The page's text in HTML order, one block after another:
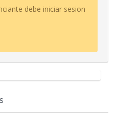
debe iniciar sesion